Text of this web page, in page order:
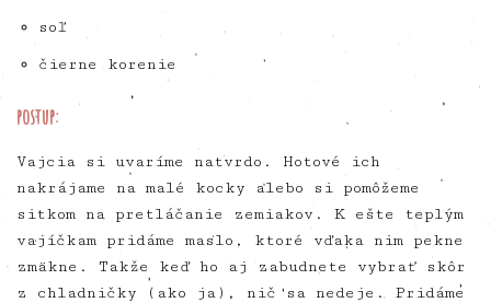
soľ
čierne korenie
postup:
Vajcia si uvaríme natvrdo. Hotové ich
nakrájame na malé kocky alebo si pomôžeme
sitkom na pretláčanie zemiakov. K ešte teplým
vajíčkam pridáme maslo, ktoré vďaka nim pekne
zmäkne. Takže keď ho aj zabudnete vybrať skôr
z chladničky (ako ja), nič sa nedeje. Pridáme